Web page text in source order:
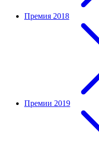
Премия 2018
Премии 2019